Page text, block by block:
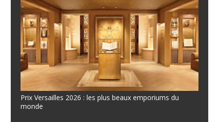
Prix Versailles 2026 : les plus beaux emporiums du
monde